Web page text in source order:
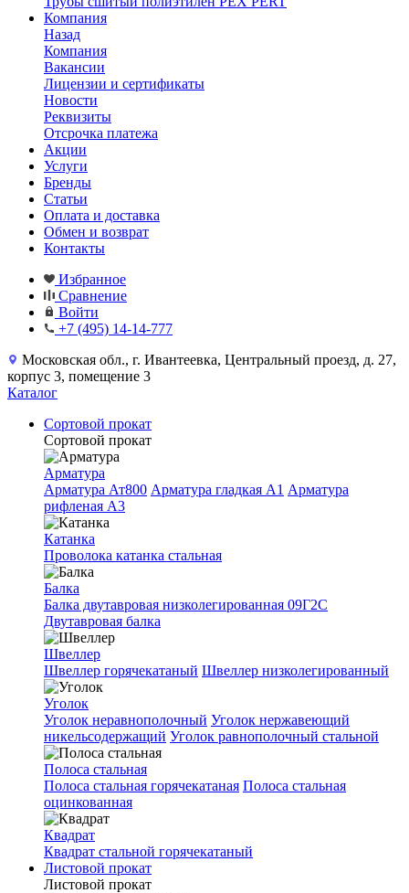
Компания
Назад
Компания
Вакансии
Лицензии и сертификаты
Новости
Реквизиты
Отсрочка платежа
Акции
Услуги
Бренды
Статьи
Оплата и доставка
Обмен и возврат
Контакты
Избранное
Сравнение
Войти
+7 (495) 14-14-777
Московская обл., г. Ивантеевка, Центральный проезд, д. 27,
корпус 3, помещение 3
Каталог
Сортовой прокат
Сортовой прокат
Арматура
Арматура Ат800 Арматура гладкая A1 Арматура
рифленая A3
Катанка
Проволока катанка стальная
Балка
Балка двутавровая низколегированная 09Г2С
Двутавровая балка
Швеллер
Швеллер горячекатаный Швеллер низколегированный
Уголок
Уголок неравнополочный Уголок нержавеющий
никельсодержащий Уголок равнополочный стальной
Полоса стальная
Полоса стальная горячекатаная Полоса стальная
оцинкованная
Квадрат
Квадрат стальной горячекатаный
Листовой прокат
Листовой прокат